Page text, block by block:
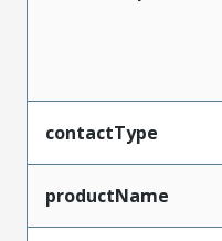
contactType
productName